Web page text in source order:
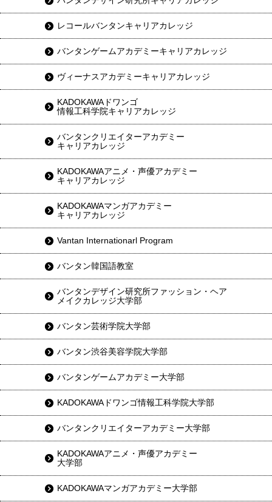
レコールバンタンキャリアカレッジ
バンタンゲームアカデミーキャリアカレッジ
ヴィーナスアカデミーキャリアカレッジ
KADOKAWAドワンゴ
情報工科学院キャリアカレッジ
バンタンクリエイターアカデミー
キャリアカレッジ
KADOKAWAアニメ・声優アカデミー
キャリアカレッジ
KADOKAWAマンガアカデミー
キャリアカレッジ
Vantan Internationarl Program
バンタン韓国語教室
バンタンデザイン研究所ファッション・ヘア
メイクカレッジ大学部
バンタン芸術学院大学部
バンタン渋谷美容学院大学部
バンタンゲームアカデミー大学部
KADOKAWAドワンゴ情報工科学院大学部
バンタンクリエイターアカデミー大学部
KADOKAWAアニメ・声優アカデミー
大学部
KADOKAWAマンガアカデミー大学部